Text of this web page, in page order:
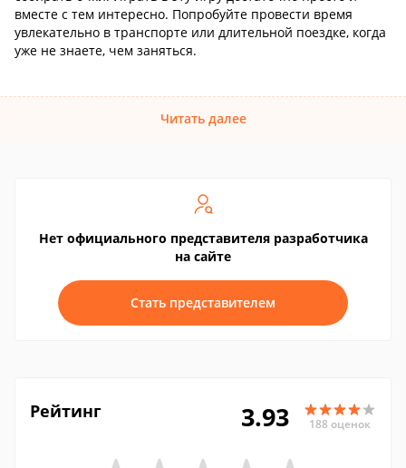
вместе с тем интересно. Попробуйте провести время
увлекательно в транспорте или длительной поездке, когда
уже не знаете, чем заняться.
Читать далее
Нет официального представителя разработчика
на сайте
Стать представителем
Рейтинг 3.93 188 оценок